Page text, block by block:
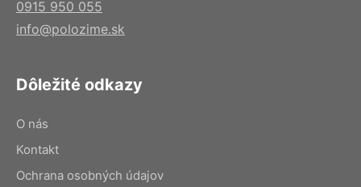
0915 950 055
info@polozime.sk
Dôležité odkazy
O nás
Kontakt
Ochrana osobných údajov